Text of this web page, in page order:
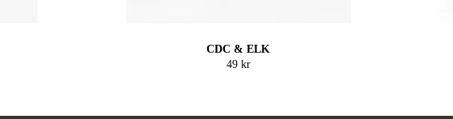
CDC & ELK
49 kr